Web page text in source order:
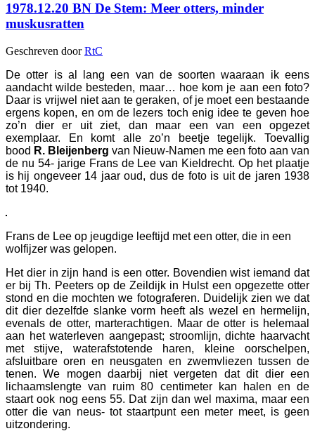
1978.12.20 BN De Stem: Meer otters, minder
muskusratten
Geschreven doorRtC
De otter is al lang een van de soorten waaraan ik eens
aandacht wilde besteden, maar… hoe kom je aan een foto?
Daar is vrijwel niet aan te geraken, of je moet een bestaande
ergens kopen, en om de lezers toch enig idee te geven hoe
zo’n dier er uit ziet, dan maar een van een opgezet
exemplaar. En komt alle zo’n beetje tegelijk. Toevallig
bood R. Bleijenberg van Nieuw-Namen me een foto aan van
de nu 54- jarige Frans de Lee van Kieldrecht. Op het plaatje
is hij ongeveer 14 jaar oud, dus de foto is uit de jaren 1938
tot 1940.
Frans de Lee op jeugdige leeftijd met een otter, die in een
wolfijzer was gelopen.
Het dier in zijn hand is een otter. Bovendien wist iemand dat
er bij Th. Peeters op de Zeildijk in Hulst een opgezette otter
stond en die mochten we fotograferen. Duidelijk zien we dat
dit dier dezelfde slanke vorm heeft als wezel en hermelijn,
evenals de otter, marterachtigen. Maar de otter is helemaal
aan het waterleven aangepast; stroomlijn, dichte haarvacht
met stijve, waterafstotende haren, kleine oorschelpen,
afsluitbare oren en neusgaten en zwemvliezen tussen de
tenen. We mogen daarbij niet vergeten dat dit dier een
lichaamslengte van ruim 80 centimeter kan halen en de
staart ook nog eens 55. Dat zijn dan wel maxima, maar een
otter die van neus- tot staartpunt een meter meet, is geen
uitzondering.